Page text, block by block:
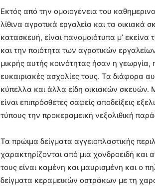
Εκτός από την ομοιογένεια του
λίθινα αγροτικά εργαλεία και τα οικιακά
κατασκευή, είναι πανομοιότυπα μ’ εκείνα
και την ποιότητα των αγροτικών
μικρής αυτής κοινότητας ήσαν η
ευκαιριακές ασχολίες τους. Τα διάφορα
κύπελλα και άλλα είδη οικιακών σκευών.
είναι επιπρόσθετες σαφείς αποδείξεις
τύπους την προκεραμεική νεξολιθική
Τα πρώιμα δείγματα αγγειοπλαστικής
χαρακτηρίζονται από μια χονδροειδή
τους είναι καμένη και μαυρισμένη και ο
δείγματα κεραμεικών οστράκων με τη